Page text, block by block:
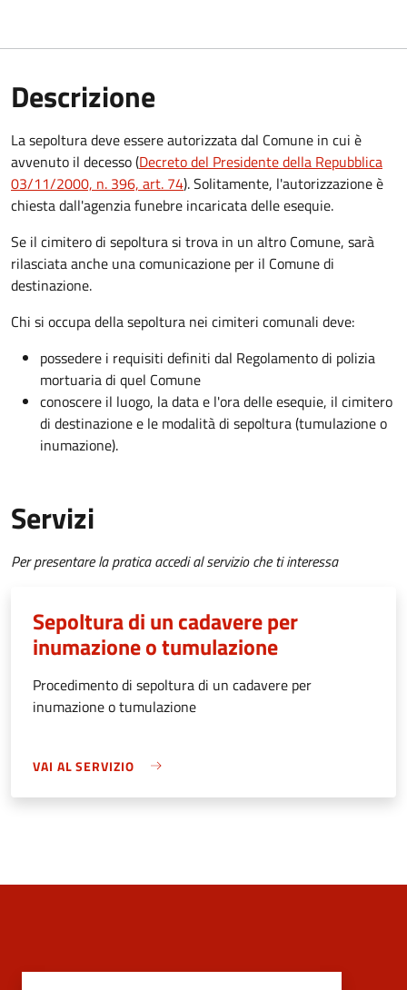
Descrizione
La sepoltura deve essere autorizzata dal Comune in cui è
avvenuto il decesso (Decreto del Presidente della Repubblica
03/11/2000, n. 396, art. 74). Solitamente, l'autorizzazione è
chiesta dall'agenzia funebre incaricata delle esequie.
Se il cimitero di sepoltura si trova in un altro Comune, sarà
rilasciata anche una comunicazione per il Comune di
destinazione.
Chi si occupa della sepoltura nei cimiteri comunali deve:
possedere i requisiti definiti dal Regolamento di polizia
mortuaria di quel Comune
conoscere il luogo, la data e l'ora delle esequie, il cimitero
di destinazione e le modalità di sepoltura (tumulazione o
inumazione).
Servizi
Per presentare la pratica accedi al servizio che ti interessa
Sepoltura di un cadavere per
inumazione o tumulazione
Procedimento di sepoltura di un cadavere per
inumazione o tumulazione
VAI AL SERVIZIO